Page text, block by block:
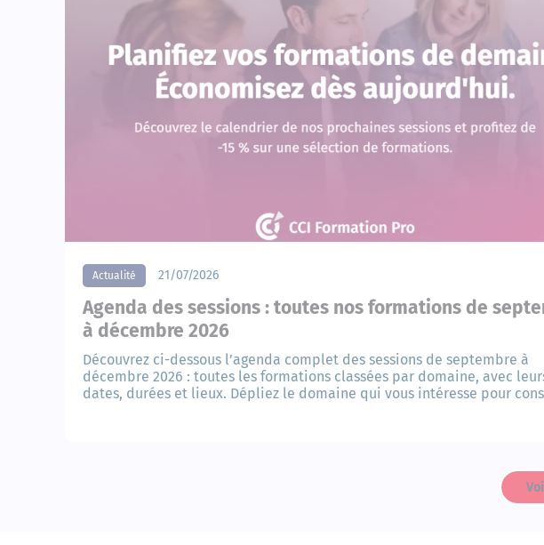
Actualité 21/07/2026
Agenda des sessions : toutes nos formations de
à décembre 2026
Découvrez ci-dessous l’agenda complet des sessions de septembre à
décembre 2026 : toutes les formations classées par domaine, avec
dates, durées et lieux. Dépliez le domaine qui vous intéresse pour